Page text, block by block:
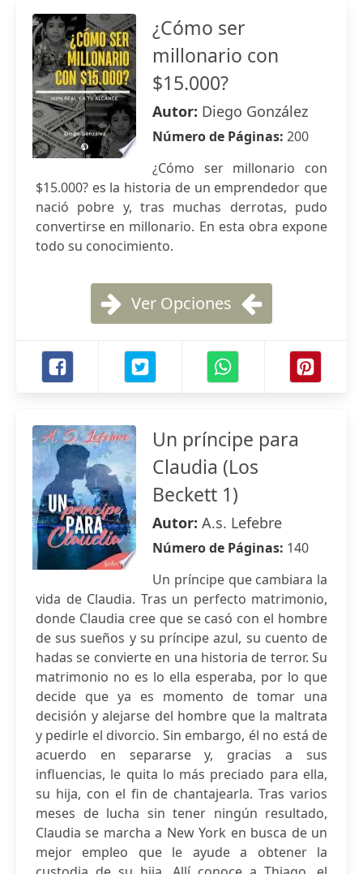
¿Cómo ser
millonario con
$15.000?
Autor: Diego González
Número de Páginas: 200
¿Cómo ser millonario con
$15.000? es la historia de un emprendedor que
nació pobre y, tras muchas derrotas, pudo
convertirse en millonario. En esta obra expone
todo su conocimiento.
Ver Opciones
Un príncipe para
Claudia (Los
Beckett 1)
Autor: A.s. Lefebre
Número de Páginas: 140
Un príncipe que cambiara la
vida de Claudia. Tras un perfecto matrimonio,
donde Claudia cree que se casó con el hombre
de sus sueños y su príncipe azul, su cuento de
hadas se convierte en una historia de terror. Su
matrimonio no es lo ella esperaba, por lo que
decide que ya es momento de tomar una
decisión y alejarse del hombre que la maltrata
y pedirle el divorcio. Sin embargo, él no está de
acuerdo en separarse y, gracias a sus
influencias, le quita lo más preciado para ella,
su hija, con el fin de chantajearla. Tras varios
meses de lucha sin tener ningún resultado,
Claudia se marcha a New York en busca de un
mejor empleo que le ayude a obtener la